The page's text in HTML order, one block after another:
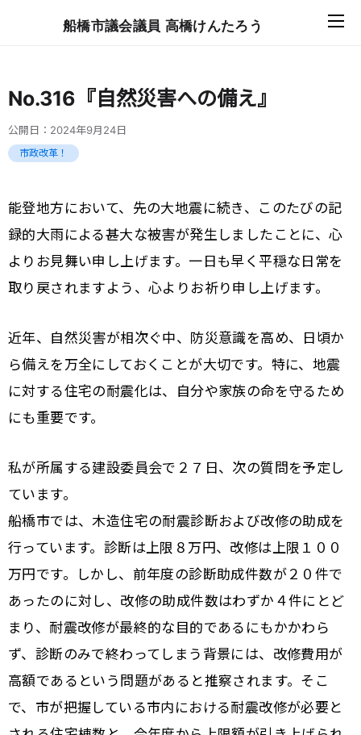
船橋市議会議員 高橋けんたろう
No.316『自然災害への備え』
公開日： 2024年9月24日
市政改革！
能登地方において、先の大地震に続き、このたびの記
録的大雨による甚大な被害が発生しましたことに、心
よりお見舞い申し上げます。一日も早く平穏な日常を
取り戻されますよう、心よりお祈り申し上げます。
近年、自然災害が相次ぐ中、防災意識を高め、日頃か
ら備えを万全にしておくことが大切です。特に、地震
に対する住宅の耐震化は、自分や家族の命を守るため
にも重要です。
私が所属する建設委員会で２７日、次の質問を予定し
ています。
船橋市では、木造住宅の耐震診断および改修の助成を
行っています。診断は上限８万円、改修は上限１００
万円です。しかし、前年度の診断助成件数が２０件で
あったのに対し、改修の助成件数はわずか４件にとど
まり、耐震改修が最終的な目的であるにもかかわら
ず、診断のみで終わってしまう背景には、改修費用が
高額であるという問題があると推察されます。そこ
で、市が把握している市内における耐震改修が必要と